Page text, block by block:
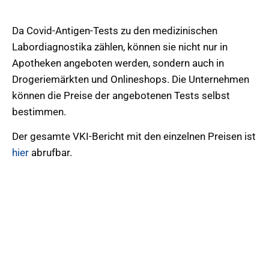
Da Covid-Antigen-Tests zu den medizinischen
Labordiagnostika zählen, können sie nicht nur in
Apotheken angeboten werden, sondern auch in
Drogeriemärkten und Onlineshops. Die Unternehmen
können die Preise der angebotenen Tests selbst
bestimmen.
Der gesamte VKI-Bericht mit den einzelnen Preisen ist
hier abrufbar.